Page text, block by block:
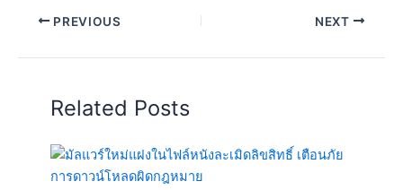
PREVIOUS NEXT
Related Posts